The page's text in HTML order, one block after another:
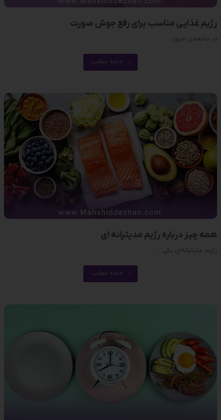
رژیم غذایی مناسب برای رفع جوش صورت
در جامعه‌ی امروز، …
ادامه مطلب
همه چیز درباره رژیم مدیترانه ای
رژیم مدیترانه‌ای یکی …
ادامه مطلب